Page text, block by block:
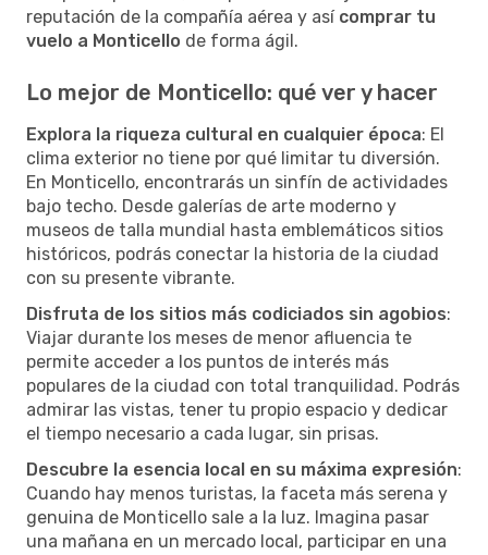
reputación de la compañía aérea y así comprar tu
vuelo a Monticello de forma ágil.
Lo mejor de Monticello: qué ver y hacer
Explora la riqueza cultural en cualquier época: El
clima exterior no tiene por qué limitar tu diversión.
En Monticello, encontrarás un sinfín de actividades
bajo techo. Desde galerías de arte moderno y
museos de talla mundial hasta emblemáticos sitios
históricos, podrás conectar la historia de la ciudad
con su presente vibrante.
Disfruta de los sitios más codiciados sin agobios:
Viajar durante los meses de menor afluencia te
permite acceder a los puntos de interés más
populares de la ciudad con total tranquilidad. Podrás
admirar las vistas, tener tu propio espacio y dedicar
el tiempo necesario a cada lugar, sin prisas.
Descubre la esencia local en su máxima expresión:
Cuando hay menos turistas, la faceta más serena y
genuina de Monticello sale a la luz. Imagina pasar
una mañana en un mercado local, participar en una